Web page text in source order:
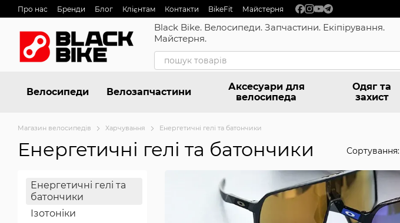
Перейти до основного контенту
Про нас Бренди Блог Клієнтам Контакти BikeFit Майстерня
Black Bike. Велосипеди. Запчастини. Екіпірування.
Майстерня.
Велосипеди Велозапчастини
Аксесуари для
велосипеда
Одяг та
захист
Магазин велосипедів Харчування Енергетичні гелі та батончики
Енергетичні гелі та батончики Сортування:
Енергетичні гелі та
батончики
Ізотоніки